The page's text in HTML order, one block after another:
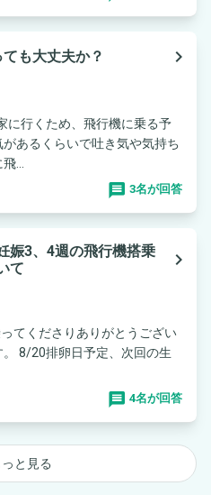
も大丈夫か？
navigate_next
に行くため、飛行機に乗る予
あるくらいで吐き気や気持ち
...
3名が回答
娠3、4週の飛行機搭乗
て
navigate_next
てくださりありがとうござい
8/20排卵日予定、次回の生
4名が回答
っと見る